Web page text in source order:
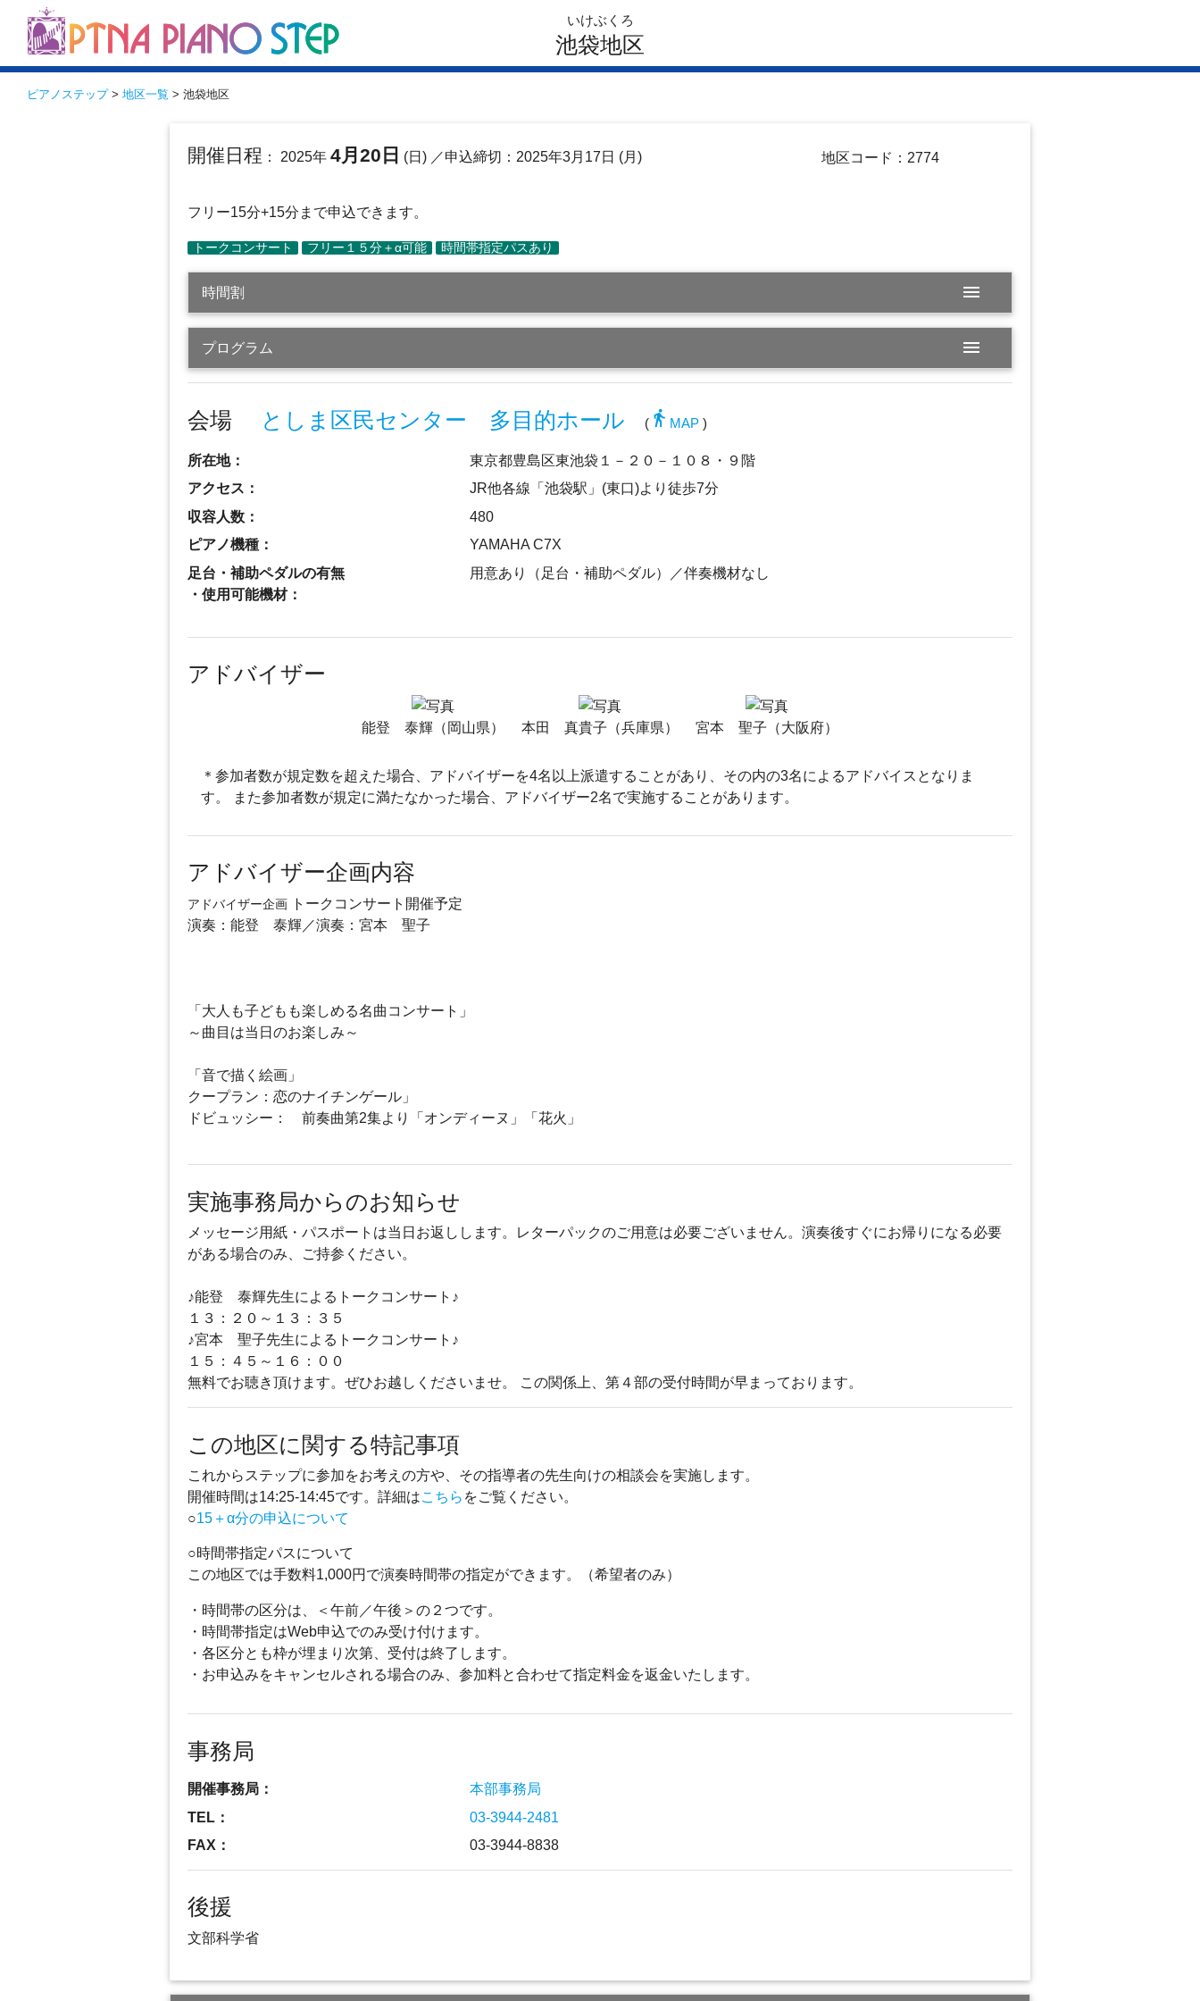
いけぶくろ
池袋地区
ピアノステップ> 地区一覧 > 池袋地区
開催日程 ： 2025年4月20日 (日) ／申込締切：2025年3月17日 (月) 地区コード：2774
フリー15分+15分まで申込できます。
時間割 menu
プログラム menu
会場 としま区民センター 多目的ホール ( directions_walk MAP )
所在地：
東京都豊島区東池袋１－２０－１０８・９階
アクセス：
JR他各線「池袋駅」(東口)より徒歩7分
収容人数：
480
ピアノ機種：
YAMAHA C7X
足台・補助ペダルの有無
・使用可能機材：
用意あり（足台・補助ペダル）／伴奏機材なし
アドバイザー
能登 泰輝（岡山県） 本田 真貴子（兵庫県） 宮本 聖子（大阪府）
＊参加者数が規定数を超えた場合、アドバイザーを4名以上派遣することがあり、その内の3名によるアドバイスとなりま
す。 また参加者数が規定に満たなかった場合、アドバイザー2名で実施することがあります。
アドバイザー企画内容
アドバイザー企画 トークコンサート開催予定
演奏：能登 泰輝／演奏：宮本 聖子
「大人も子どもも楽しめる名曲コンサート」
～曲目は当日のお楽しみ～
「音で描く絵画」
クープラン：恋のナイチンゲール」
ドビュッシー： 前奏曲第2集より「オンディーヌ」「花火」
実施事務局からのお知らせ
メッセージ用紙・パスポートは当日お返しします。レターパックのご用意は必要ございません。演奏後すぐにお帰りになる必要
がある場合のみ、ご持参ください。
♪能登 泰輝先生によるトークコンサート♪
１３：２０～１３：３５
♪宮本 聖子先生によるトークコンサート♪
１５：４５～１６：００
無料でお聴き頂けます。ぜひお越しくださいませ。 この関係上、第４部の受付時間が早まっております。
この地区に関する特記事項
これからステップに参加をお考えの方や、その指導者の先生向けの相談会を実施します。
開催時間は14:25-14:45です。詳細はこちら をご覧ください。
○15＋α分の申込について
○時間帯指定パスについて
この地区では手数料1,000円で演奏時間帯の指定ができます。（希望者のみ）
・時間帯の区分は、＜午前／午後＞の２つです。
・時間帯指定はWeb申込でのみ受け付けます。
・各区分とも枠が埋まり次第、受付は終了します。
・お申込みをキャンセルされる場合のみ、参加料と合わせて指定料金を返金いたします。
事務局
開催事務局：
本部事務局
TEL：
03-3944-2481
FAX：
03-3944-8838
後援
文部科学省